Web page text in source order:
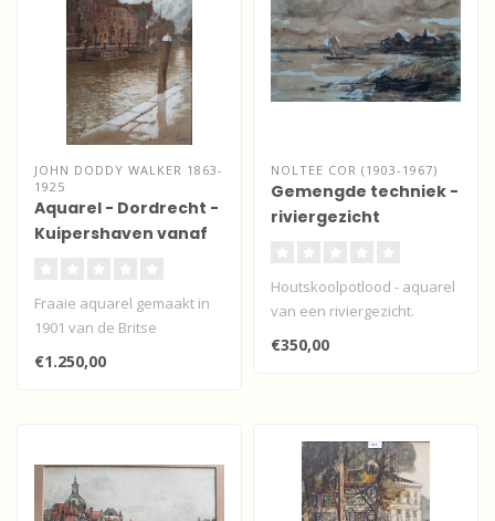
JOHN DODDY WALKER 1863-
1925
Aquarel - Dordrecht -
Kuipershaven vanaf
Fraaie aquarel gemaakt in
1901 van de Britse
kunstenaar Walker. In het
tegenlich..
€1.250,00
NOLTEE COR (1903-1967)
Gemengde techniek -
riviergezicht
Houtskoolpotlood - aquarel
van een riviergezicht.
€350,00